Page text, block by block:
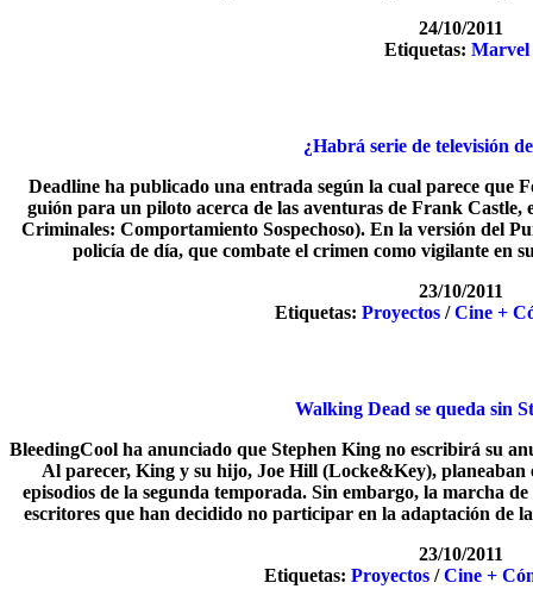
24/10/2011
Etiquetas: Marvel
¿Habrá serie de televisión
Deadline ha publicado una entrada según la cual parece que
guión para un piloto acerca de las aventuras de Frank
Criminales: Comportamiento Sospechoso). En la versión del
policía de día, que combate el crimen como vigilante en
23/10/2011
Etiquetas:Proyectos /Cine +
Walking Dead se queda sin
BleedingCool ha anunciado que Stephen King no escribirá su
Al parecer, King y su hijo, Joe Hill (Locke&Key),
episodios de la segunda temporada. Sin embargo, la marcha
escritores que han decidido no participar en la adaptación de
23/10/2011
Etiquetas:Proyectos /Cine +